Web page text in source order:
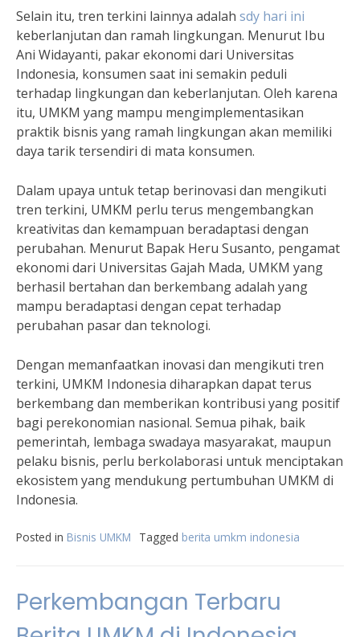
Selain itu, tren terkini lainnya adalah sdy hari ini
keberlanjutan dan ramah lingkungan. Menurut Ibu
Ani Widayanti, pakar ekonomi dari Universitas
Indonesia, konsumen saat ini semakin peduli
terhadap lingkungan dan keberlanjutan. Oleh karena
itu, UMKM yang mampu mengimplementasikan
praktik bisnis yang ramah lingkungan akan memiliki
daya tarik tersendiri di mata konsumen.
Dalam upaya untuk tetap berinovasi dan mengikuti
tren terkini, UMKM perlu terus mengembangkan
kreativitas dan kemampuan beradaptasi dengan
perubahan. Menurut Bapak Heru Susanto, pengamat
ekonomi dari Universitas Gajah Mada, UMKM yang
berhasil bertahan dan berkembang adalah yang
mampu beradaptasi dengan cepat terhadap
perubahan pasar dan teknologi.
Dengan memanfaatkan inovasi dan mengikuti tren
terkini, UMKM Indonesia diharapkan dapat terus
berkembang dan memberikan kontribusi yang positif
bagi perekonomian nasional. Semua pihak, baik
pemerintah, lembaga swadaya masyarakat, maupun
pelaku bisnis, perlu berkolaborasi untuk menciptakan
ekosistem yang mendukung pertumbuhan UMKM di
Indonesia.
Posted in Bisnis UMKM Tagged berita umkm indonesia
Perkembangan Terbaru